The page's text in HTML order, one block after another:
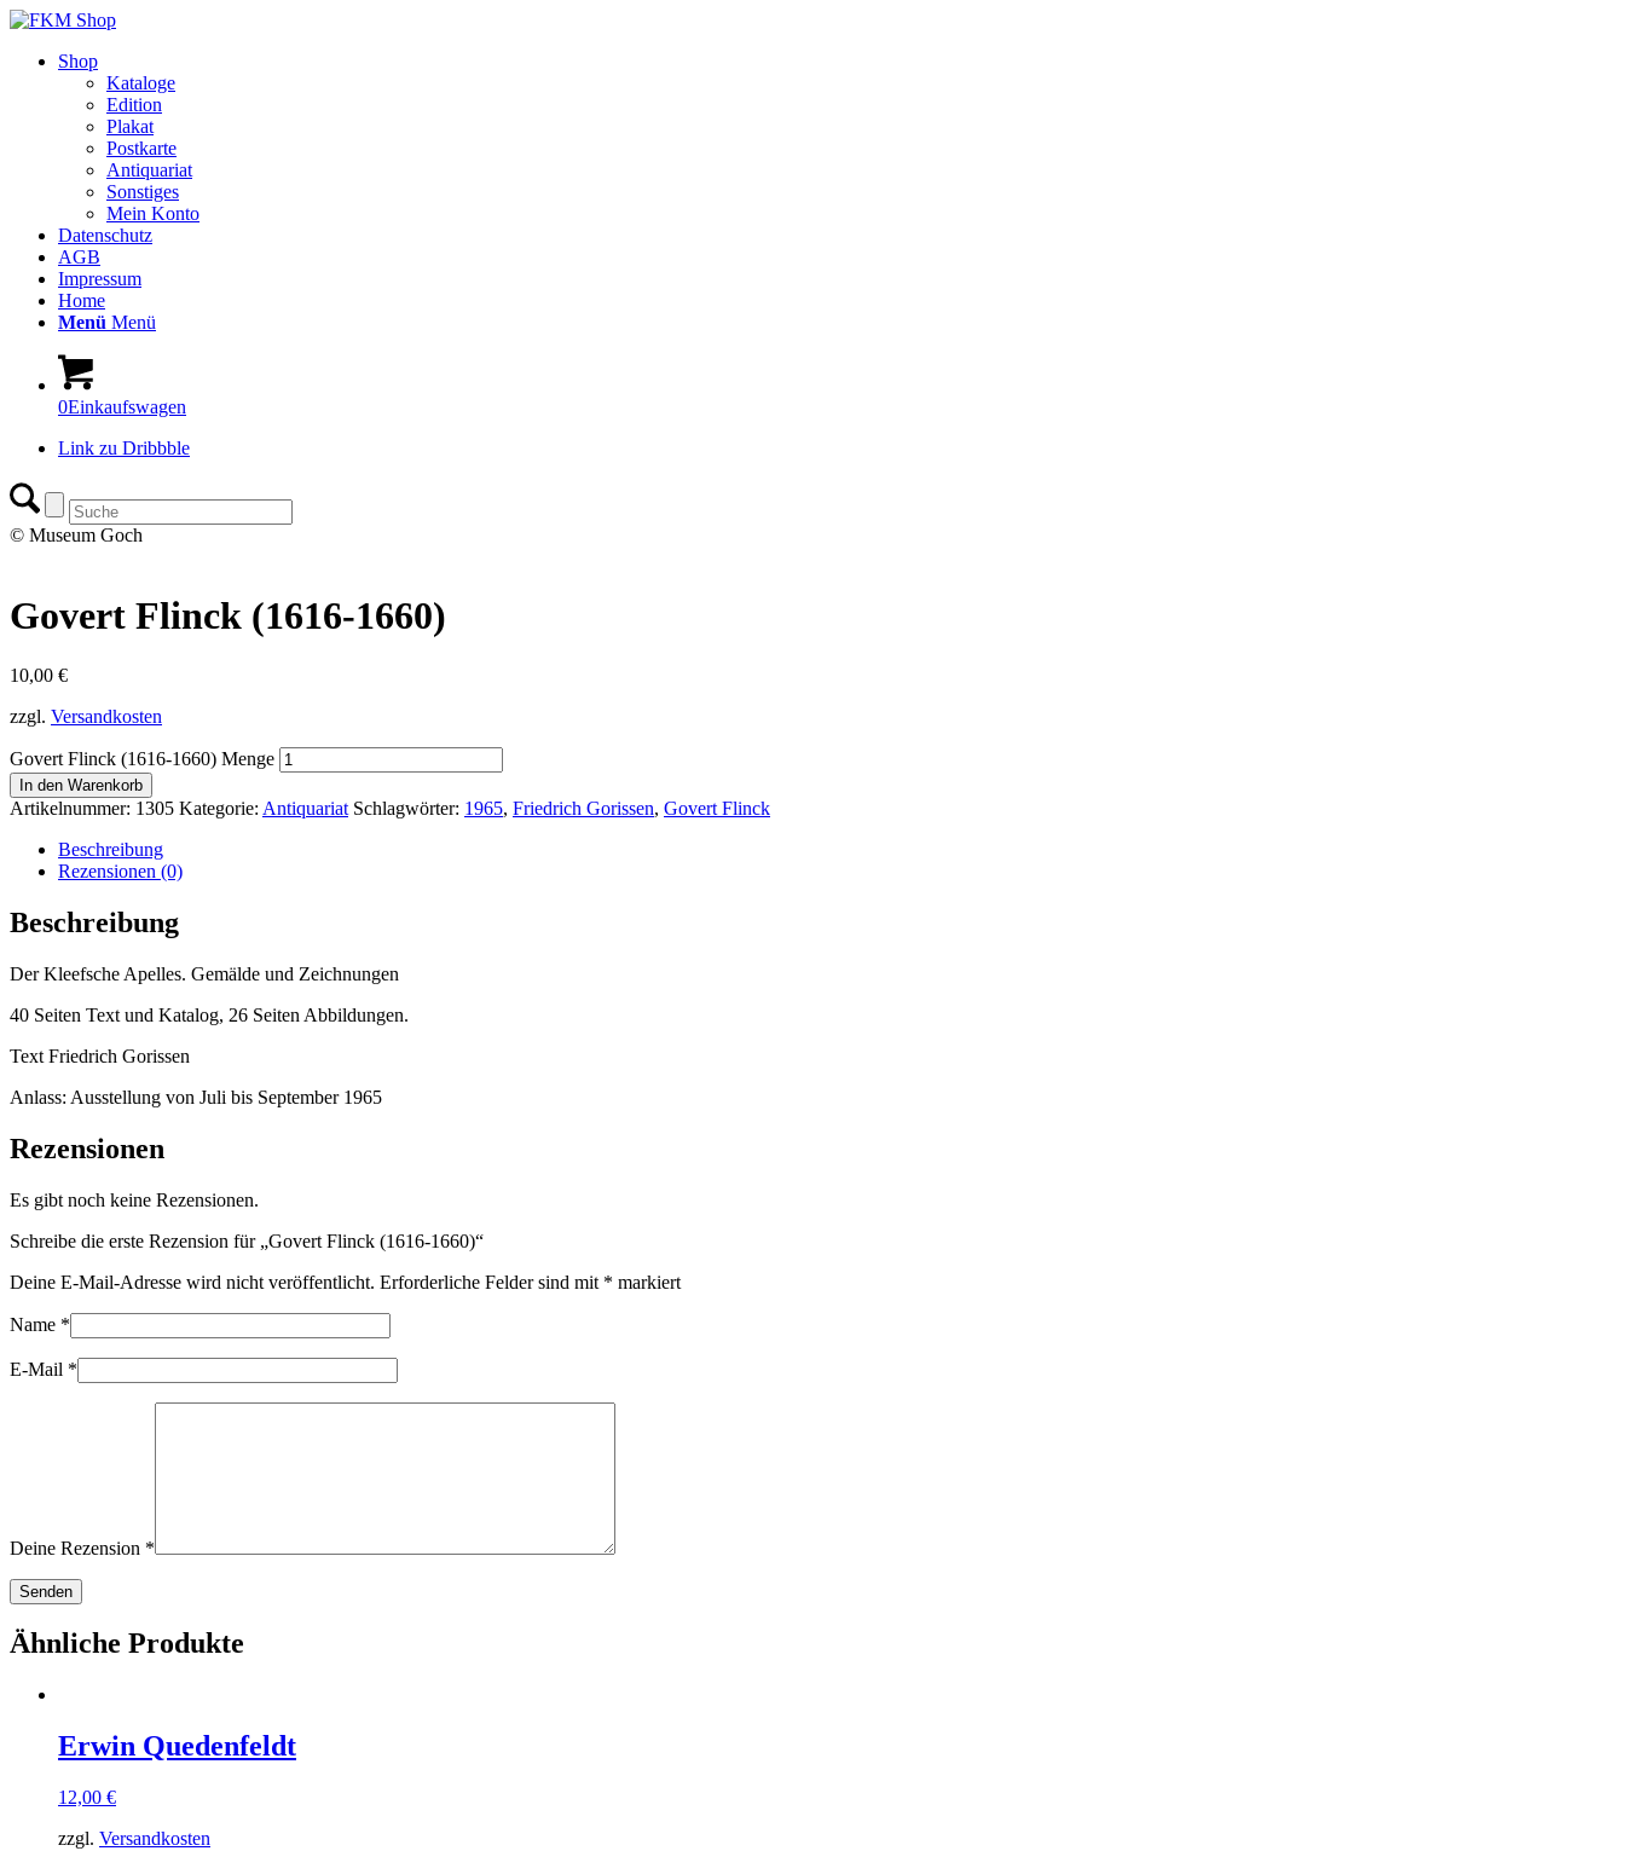
Shop
Kataloge
Edition
Plakat
Postkarte
Antiquariat
Sonstiges
Mein Konto
Datenschutz
AGB
Impressum
Home
Menü Menü
0Einkaufswagen
Link zu Dribbble
© Museum Goch
Govert Flinck (1616-1660)
10,00 €
zzgl. Versandkosten
Govert Flinck (1616-1660) Menge
In den Warenkorb
Artikelnummer: 1305 Kategorie: Antiquariat Schlagwörter: 1965, Friedrich Gorissen, Govert Flinck
Beschreibung
Rezensionen (0)
Beschreibung
Der Kleefsche Apelles. Gemälde und Zeichnungen
40 Seiten Text und Katalog, 26 Seiten Abbildungen.
Text Friedrich Gorissen
Anlass: Ausstellung von Juli bis September 1965
Rezensionen
Es gibt noch keine Rezensionen.
Schreibe die erste Rezension für „Govert Flinck (1616-1660)“
Deine E-Mail-Adresse wird nicht veröffentlicht. Erforderliche Felder sind mit * markiert
Name *
E-Mail *
Deine Rezension *
Ähnliche Produkte
Erwin Quedenfeldt
12,00 €
zzgl. Versandkosten